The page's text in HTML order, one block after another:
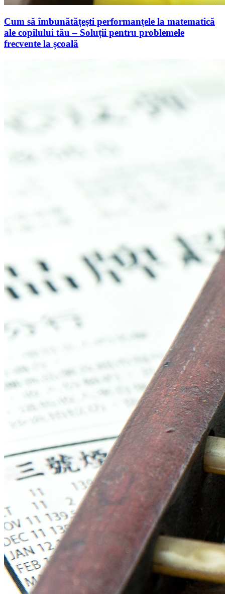
Cum să îmbunătățești performanțele la matematică
ale copilului tău – Soluții pentru problemele
frecvente la școală